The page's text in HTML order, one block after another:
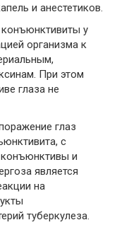
и анестетиков.
у
организма к
При этом
глаза не
глаз
с
и
является
на
туберкулеза.